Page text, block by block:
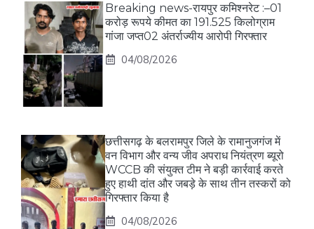
Breaking news-रायपुर कमिश्नरेट :–01
करोड़ रूपये कीमत का 191.525 किलोग्राम
गांजा जप्त02 अंतर्राज्यीय आरोपी गिरफ्तार
04/08/2026
छत्तीसगढ़ के बलरामपुर जिले के रामानुजगंज में
वन विभाग और वन्य जीव अपराध नियंत्रण ब्यूरो
WCCB की संयुक्त टीम ने बड़ी कार्रवाई करते
हुए हाथी दांत और जबड़े के साथ तीन तस्करों को
गिरफ्तार किया है
04/08/2026